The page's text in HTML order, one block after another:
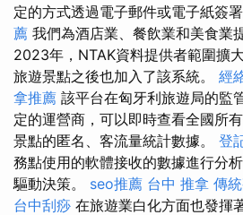
定的方式透過電子郵件或電子紙簽
薦 我們為酒店業、餐飲業和美食業
2023年，NTAK資料提供者範圍擴
旅遊景點之後也加入了該系統。 經
拿推薦 該平台在匈牙利旅遊局的監
定的運營商，可以即時查看全國所
景點的匿名、客流量統計數據。 登
務點使用的軟體接收的數據進行分
驅動決策。 seo推薦 台中 推拿 傳
台中刮痧 在旅遊業白化方面也發揮